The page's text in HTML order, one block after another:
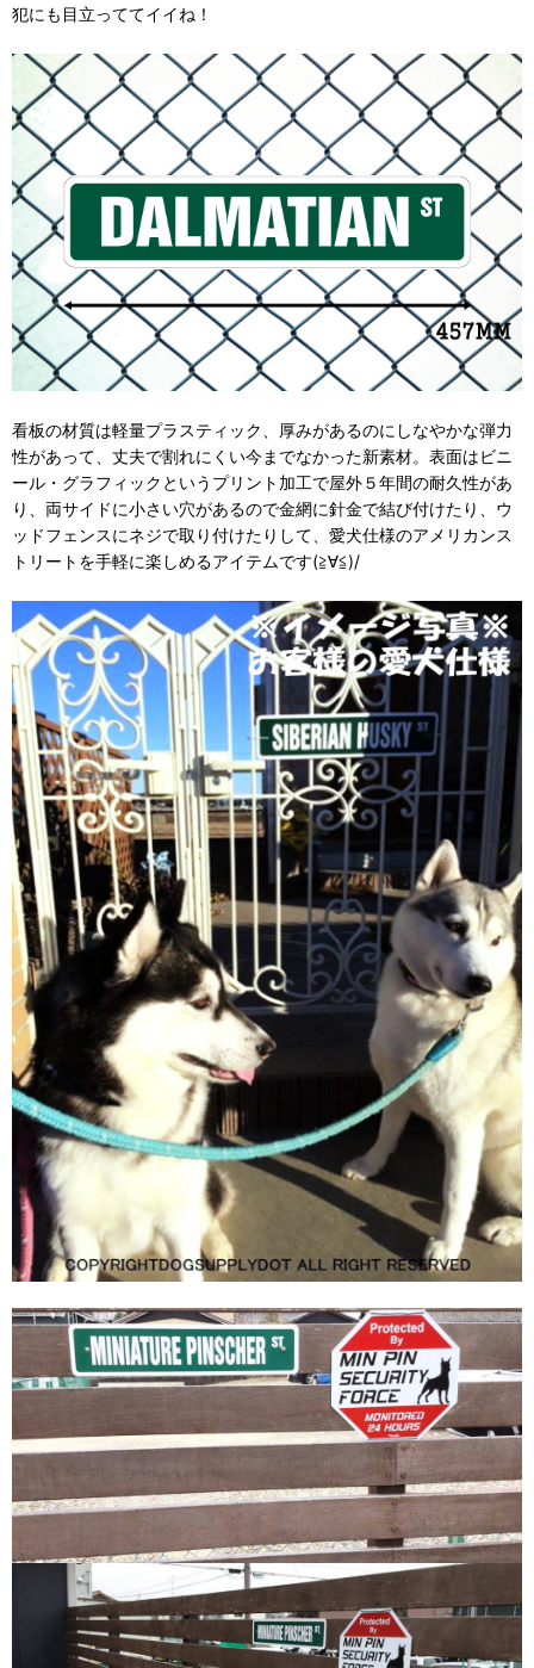
犯にも目立っててイイね！
看板の材質は軽量プラスティック、厚みがあるのにしなやかな弾力
性があって、丈夫で割れにくい今までなかった新素材。表面はビニ
ール・グラフィックというプリント加工で屋外５年間の耐久性があ
り、両サイドに小さい穴があるので金網に針金で結び付けたり、ウ
ッドフェンスにネジで取り付けたりして、愛犬仕様のアメリカンス
トリートを手軽に楽しめるアイテムです(≧∀≦)/